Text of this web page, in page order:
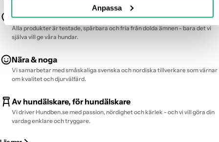
Anpassa
Trygghet först
Alla produkter är testade, spårbara och fria från dolda ämnen - bara det vi
själva vill ge våra hundar.
Nära & noga
Vi samarbetar med småskaliga svenska och nordiska tillverkare som värnar
om kvalitet och djurvälfärd.
Av hundälskare, för hundälskare
Vi driver Hundben.se med passion, nördighet och kärlek - och vi vill göra din
vardag enklare och tryggare.